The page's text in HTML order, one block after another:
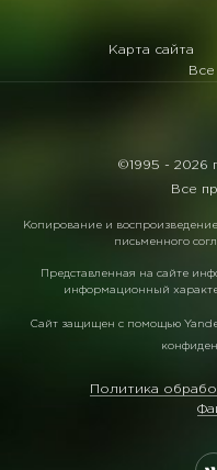
Карта сайта
©1995 - 2026
Все
Копирование и
письменного
Представленная на сайте
информационный
Сайт защищен с помощью
Политика